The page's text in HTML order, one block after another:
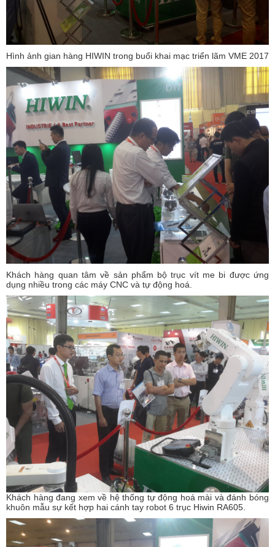
Hình ảnh gian hàng HIWIN trong buổi khai mạc triển lãm VME 2017
Khách hàng quan tâm về sản phẩm bộ trục vít me bi được ứng
dụng nhiều trong các máy CNC và tự động hoá.
Khách hàng đang xem về hệ thống tự động hoá mài và đánh bóng
khuôn mẫu sự kết hợp hai cánh tay robot 6 trục Hiwin RA605.